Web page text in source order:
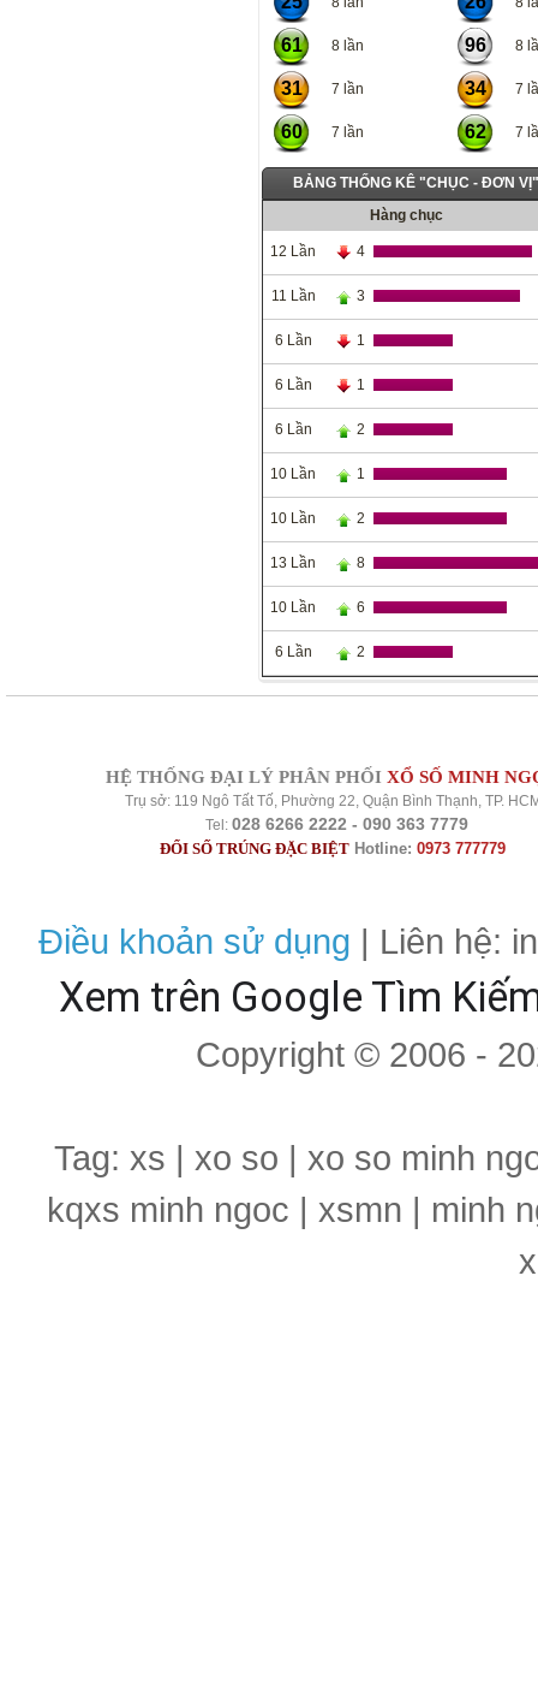
61 8 lần 96 8
31 7 lần 34 7
60 7 lần 62 7
BẢNG THỐNG KÊ "CHỤC - ĐƠN
Hàng chục
12 Lần 4
11 Lần 3
6 Lần 1
6 Lần 1
6 Lần 2
10 Lần 1
10 Lần 2
13 Lần 8
10 Lần 6
6 Lần 2
HỆ THỐNG ĐẠI LÝ PHÂN PHỐI XỔ SỐ MINH
Trụ sở: 119 Ngô Tất Tố, Phường 22, Quận Bình Thạnh, TP.
Tel: 028 6266 2222 - 090 363 7779
ĐỔI SỐ TRÚNG ĐẶC BIỆT Hotline: 0973 777779
Điều khoản sử dụng | Liên hệ:
Xem trên Google Tìm
Copyright © 2006 -
Tag: xs | xo so | xo so minh
kqxs minh ngoc | xsmn | minh